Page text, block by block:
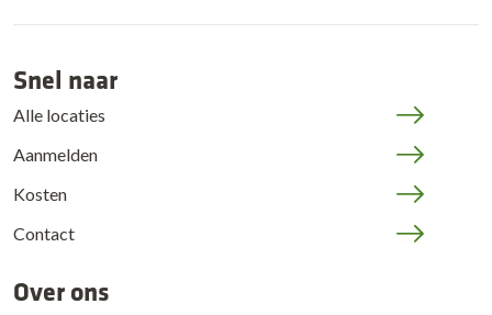
Snel naar
Alle locaties
Aanmelden
Kosten
Contact
Over ons